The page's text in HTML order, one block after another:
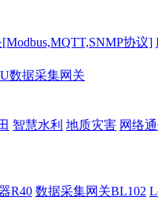
协议]
数据采集网关
智慧水利 地质灾害 网络
R40 数据采集网关BL102